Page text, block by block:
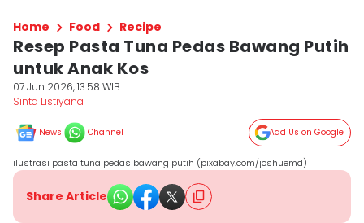
Home Food Recipe
Resep Pasta Tuna Pedas Bawang Putih
untuk Anak Kos
07 Jun 2026, 13:58 WIB
Sinta Listiyana
News Channel Add Us on Google
ilustrasi pasta tuna pedas bawang putih (pixabay.com/joshuemd)
Share Article